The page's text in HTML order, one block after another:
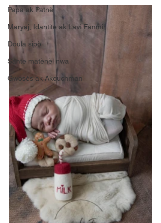
Papa ak Patnè
Maryaj, Idantite ak Lavi Fanmi
Doula sipò
Sante matènèl nwa
Gwosès ak Akouchman